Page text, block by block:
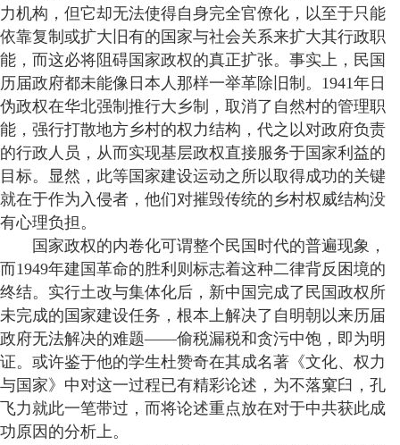
力机构，但它却无法使得自身完全官僚化，以至于只能
依靠复制或扩大旧有的国家与社会关系来扩大其行政职
能，而这必将阻碍国家政权的真正扩张。事实上，民国
历届政府都未能像日本人那样一举革除旧制。1941年日
伪政权在华北强制推行大乡制，取消了自然村的管理职
能，强行打散地方乡村的权力结构，代之以对政府负责
的行政人员，从而实现基层政权直接服务于国家利益的
目标。显然，此等国家建设运动之所以取得成功的关键
就在于作为入侵者，他们对摧毁传统的乡村权威结构没
有心理负担。
国家政权的内卷化可谓整个民国时代的普遍现象，
而1949年建国革命的胜利则标志着这种二律背反困境的
终结。实行土改与集体化后，新中国完成了民国政权所
未完成的国家建设任务，根本上解决了自明朝以来历届
政府无法解决的难题——偷税漏税和贪污中饱，即为明
证。或许鉴于他的学生杜赞奇在其成名著《文化、权力
与国家》中对这一过程已有精彩论述，为不落窠臼，孔
飞力就此一笔带过，而将论述重点放在对于中共获此成
功原因的分析上。